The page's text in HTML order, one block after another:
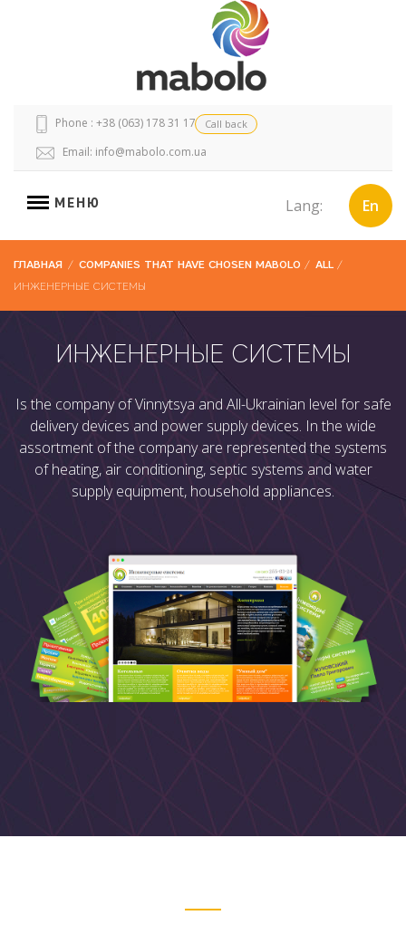
Phone : +38 (063) 178 31 17 Call back
Email: info@mabolo.com.ua
МЕНЮ Lang: En
ГЛАВНАЯ / COMPANIES THAT HAVE CHOSEN MABOLO / ALL /
ИНЖЕНЕРНЫЕ СИСТЕМЫ
ИНЖЕНЕРНЫЕ СИСТЕМЫ
Is the company of Vinnytsya and All-Ukrainian level for safe
delivery devices and power supply devices. In the wide
assortment of the company are represented the systems
of heating, air conditioning, septic systems and water
supply equipment, household appliances.